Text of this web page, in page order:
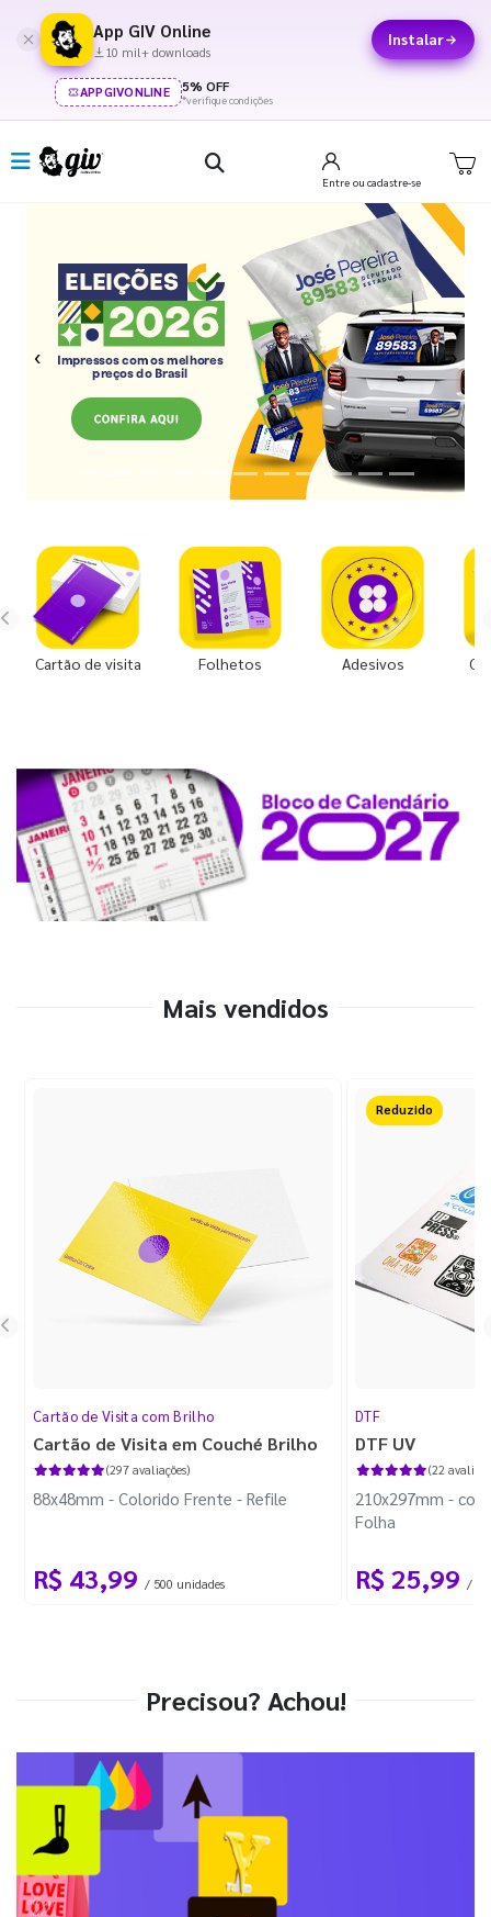
App GIV Online
10 mil+ downloads
Instalar
APPGIVONLINE 5% OFF
*verifique condições
Entre ou cadastre-se
Previous Next
Cartão de visita Folhetos Adesivos
Mais vendidos
Cartão de Visita com Brilho
Cartão de Visita em Couché Brilho
(297 avaliações)
88x48mm - Colorido Frente - Refile
R$ 43,99 / 500 unidades
50%OFF
DTF
DTF UV
(22
210x297mm -
Folha
R$ 25,99 / 1
Precisou? Achou!